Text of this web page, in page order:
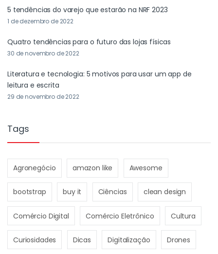
5 tendências do varejo que estarão na NRF 2023
1 de dezembro de 2022
Quatro tendências para o futuro das lojas físicas
30 de novembro de 2022
Literatura e tecnologia: 5 motivos para usar um app de
leitura e escrita
29 de novembro de 2022
Tags
Agronegócio amazon like Awesome
bootstrap buy it Ciências clean design
Comércio Digital Comércio Eletrônico Cultura
Curiosidades Dicas Digitalização Drones